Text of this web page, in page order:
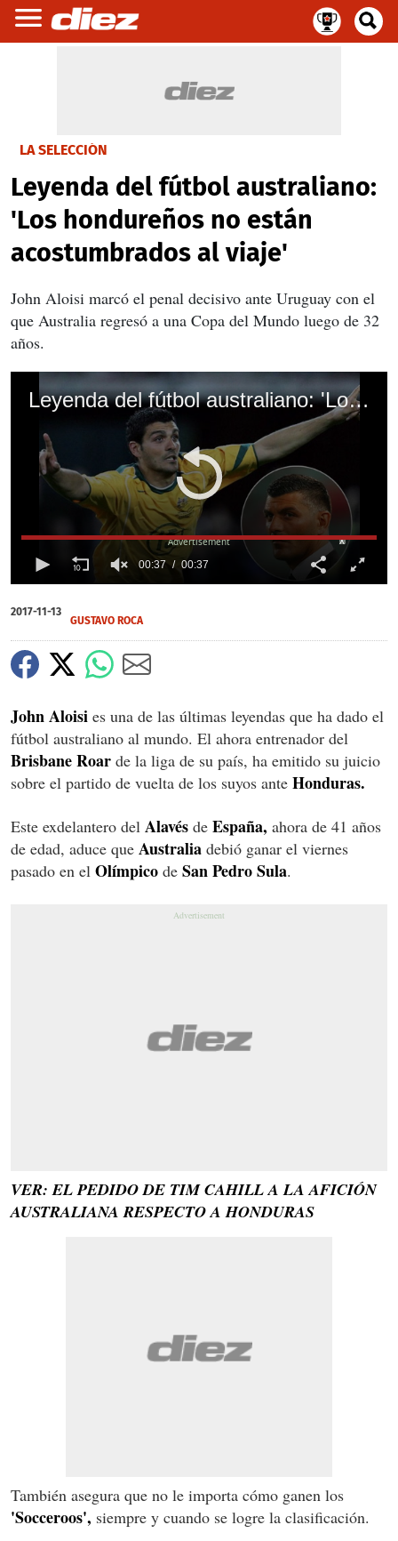
LA SELECCIÓN
Leyenda del fútbol australiano:
'Los hondureños no están
acostumbrados al viaje'
John Aloisi marcó el penal decisivo ante Uruguay con el
que Australia regresó a una Copa del Mundo luego de 32
años.
Leyenda del fútbol australiano: 'Los hondureños no están acostumbrados al viaje'
of
37
00:37 00:37
X
2017-11-13
GUSTAVO ROCA
John Aloisi es una de las últimas leyendas que ha dado el
fútbol australiano al mundo. El ahora entrenador del
Brisbane Roar de la liga de su país, ha emitido su juicio
sobre el partido de vuelta de los suyos ante Honduras.
Este exdelantero del Alavés de España, ahora de 41 años
de edad, aduce que Australia debió ganar el viernes
pasado en el Olímpico de San Pedro Sula.
VER: EL PEDIDO DE TIM CAHILL A LA AFICIÓN
AUSTRALIANA RESPECTO A HONDURAS
También asegura que no le importa cómo ganen los
'Socceroos', siempre y cuando se logre la clasificación.